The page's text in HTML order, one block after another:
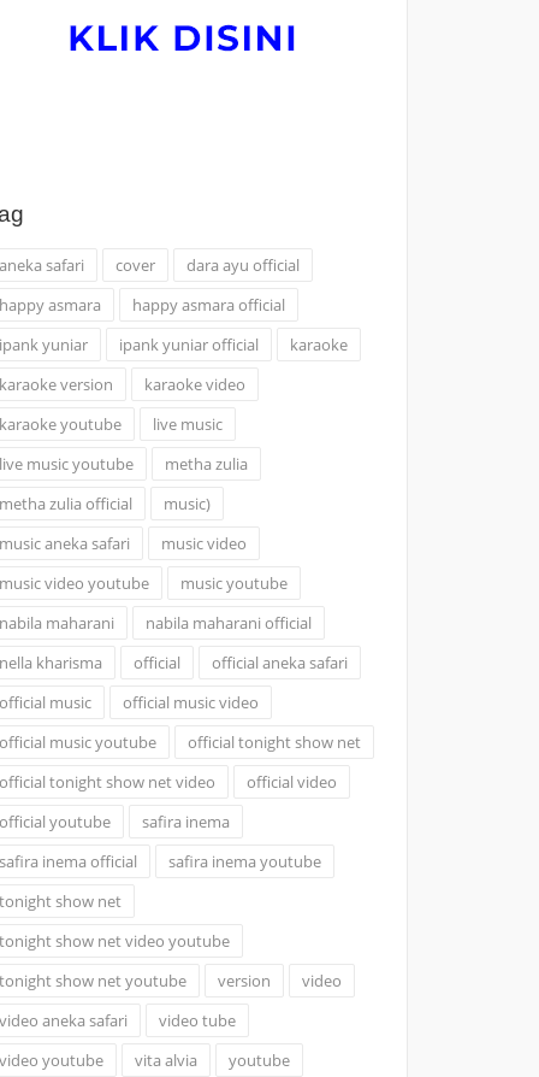
safari cover
dara ayu official
asmara
happy asmara official
yuniar
ipank yuniar official
karaoke
version
karaoke video
youtube
live music
music youtube
metha zulia
zulia official
music)
aneka safari
music video
video youtube
music youtube
maharani
nabila maharani official
kharisma
official
official aneka safari
music
official music video
music youtube
official tonight show net
tonight show net video
official video
youtube
safira inema
inema official
safira inema youtube
show net
show net video youtube
show net youtube
version
video
aneka safari
video tube
youtube
vita alvia youtube